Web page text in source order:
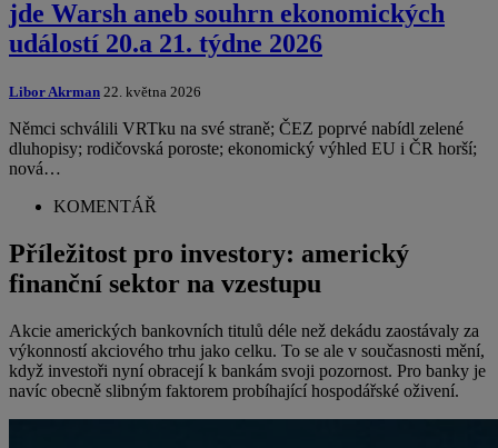
jde Warsh aneb souhrn ekonomických
událostí 20.a 21. týdne 2026
Libor Akrman 22. května 2026
Němci schválili VRTku na své straně; ČEZ poprvé nabídl zelené
dluhopisy; rodičovská poroste; ekonomický výhled EU i ČR horší;
nová…
KOMENTÁŘ
Příležitost pro investory: americký
finanční sektor na vzestupu
Akcie amerických bankovních titulů déle než dekádu zaostávaly za
výkonností akciového trhu jako celku. To se ale v současnosti mění,
když investoři nyní obracejí k bankám svoji pozornost. Pro banky je
navíc obecně slibným faktorem probíhající hospodářské oživení.